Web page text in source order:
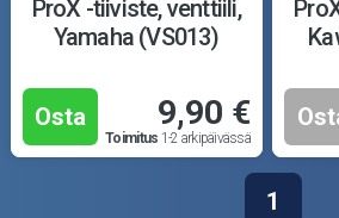
ProX -tiiviste, venttiili,
Yamaha (VS013)
Osta 9,90 €
Toimitus 1-2 arkipäivässä
1